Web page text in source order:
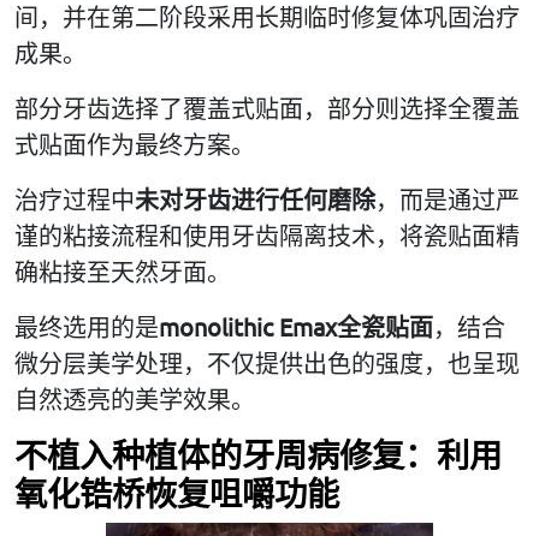
间，并在第二阶段采用长期临时修复体巩固治疗
成果。
部分牙齿选择了覆盖式贴面，部分则选择全覆盖
式贴面作为最终方案。
治疗过程中未对牙齿进行任何磨除，而是通过严
谨的粘接流程和使用牙齿隔离技术，将瓷贴面精
确粘接至天然牙面。
最终选用的是monolithic Emax全瓷贴面，结合
微分层美学处理，不仅提供出色的强度，也呈现
自然透亮的美学效果。
不植入种植体的牙周病修复：利用
氧化锆桥恢复咀嚼功能